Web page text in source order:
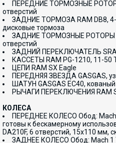
ПЕРЕДНИЕ ТОРМОЗНЫЕ
отверстий
ЗАДНИЕ ТОРМОЗА RAM DB8,
дисковые тормоза
ЗАДНИЕ ТОРМОЗНЫЕ РОТОРЫ
отверстий
ЗАДНИЙ ПЕРЕКЛЮЧАТЕЛЬ
КАССЕТЫ RAM PG-1210, 11-50
ЦЕПИ RAM SX Eagle
ПЕРЕДНЯЯ ЗВЕЗДА GASGAS,
ШАТУН GASGAS EC40,
РЫЧАГИ ПЕРЕКЛЮЧЕНИЯ RAM
КОЛЕСА
ПЕРЕДНЕЕ КОЛЕСО Обод: Mach
готовы к бескамерному
DA210F, 6 отверстий, 15x110 мм,
ЗАДНЕЕ КОЛЕСО Обод: Mach 1